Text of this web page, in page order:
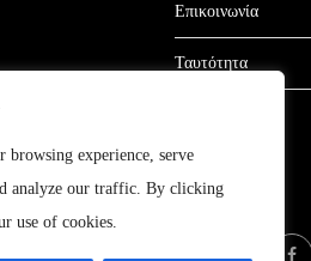
browsing experience, serve
analyze our traffic. By clicking
use of cookies.
Επικοινωνία
Ταυτότητα